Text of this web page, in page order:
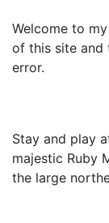
Welcome to
of this site and
error.
Stay and play
majestic Ruby
the large